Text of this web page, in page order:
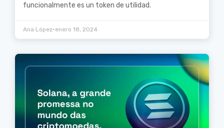
funcionalmente es un token de utilidad.
Ana López•enero 18, 2024